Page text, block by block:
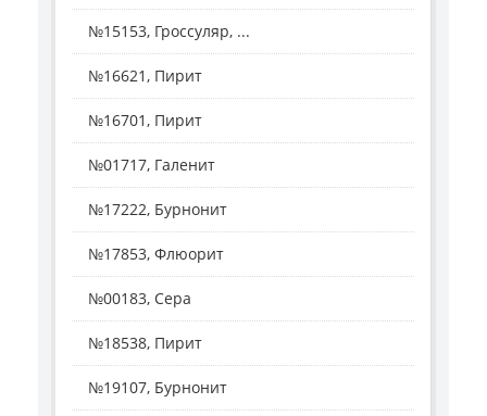
№15153, Гроссуляр, ...
№16621, Пирит
№16701, Пирит
№01717, Галенит
№17222, Бурнонит
№17853, Флюорит
№00183, Сера
№18538, Пирит
№19107, Бурнонит